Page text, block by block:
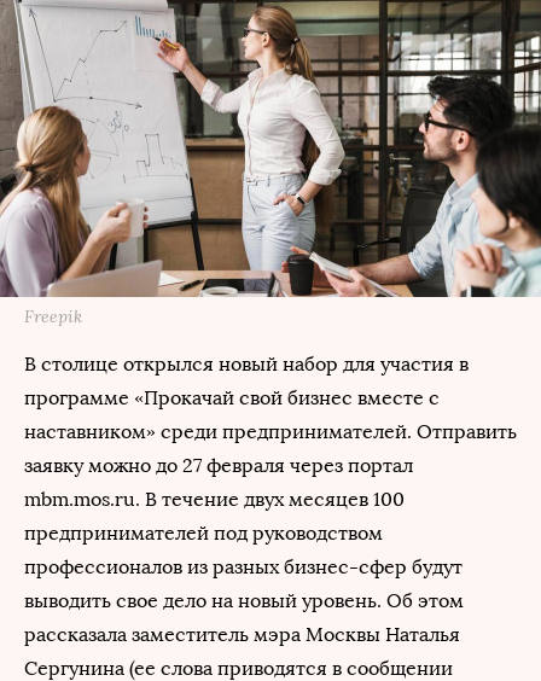
Freepik
В столице открылся новый набор для участия в
программе «Прокачай свой бизнес вместе с
наставником» среди предпринимателей. Отправить
заявку можно до 27 февраля через портал
mbm.mos.ru. В течение двух месяцев 100
предпринимателей под руководством
профессионалов из разных бизнес-сфер будут
выводить свое дело на новый уровень. Об этом
рассказала заместитель мэра Москвы Наталья
Сергунина (ее слова приводятся в сообщении